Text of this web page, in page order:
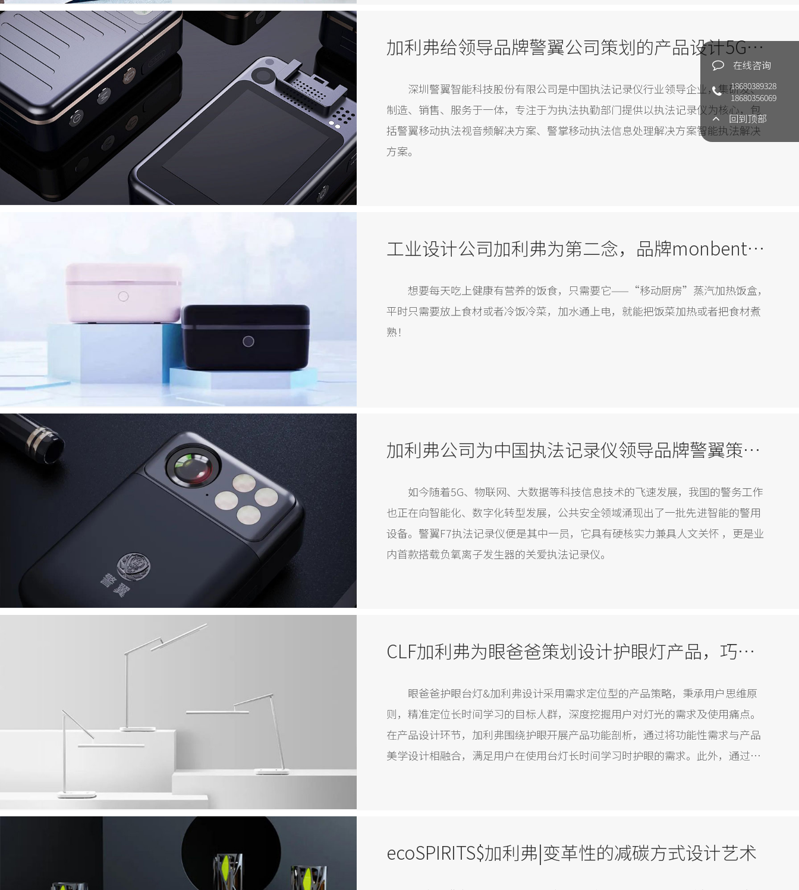
加利弗给领导品牌警翼公司策划的产品设计5G执法记录仪
深圳警翼智能科技股份有限公司是中国执法记录仪行业领导企业，集研发、
制造、销售、服务于一体，专注于为执法执勤部门提供以执法记录仪为核心，包
括警翼移动执法视音频解决方案、警掌移动执法信息处理解决方案智能执法解决
方案。
工业设计公司加利弗为第二念，品牌monbento设计的蒸汽饭盒:和欧阳娜娜一起开启健康“自煮”的高端生活方式
想要每天吃上健康有营养的饭食，只需要它——“移动厨房”蒸汽加热饭盒，
平时只需要放上食材或者冷饭冷菜，加水通上电，就能把饭菜加热或者把食材煮
熟！
加利弗公司为中国执法记录仪领导品牌警翼策划的工业设计产品关怀警用设备
如今随着5G、物联网、大数据等科技信息技术的飞速发展，我国的警务工作
也正在向智能化、数字化转型发展，公共安全领域涌现出了一批先进智能的警用
设备。警翼F7执法记录仪便是其中一员，它具有硬核实力兼具人文关怀 ，更是业
内首款搭载负氧离子发生器的关爱执法记录仪。
CLF加利弗为眼爸爸策划设计护眼灯产品，巧妙的工业设计手法提升视力保护
眼爸爸护眼台灯&加利弗设计采用需求定位型的产品策略，秉承用户思维原
则，精准定位长时间学习的目标人群，深度挖掘用户对灯光的需求及使用痛点。
在产品设计环节，加利弗围绕护眼开展产品功能剖析，通过将功能性需求与产品
美学设计相融合，满足用户在使用台灯长时间学习时护眼的需求。此外，通过智
ecoSPIRITS$加利弗|变革性的减碳方式设计艺术
在线咨询
18680389328
18680356069
回到顶部